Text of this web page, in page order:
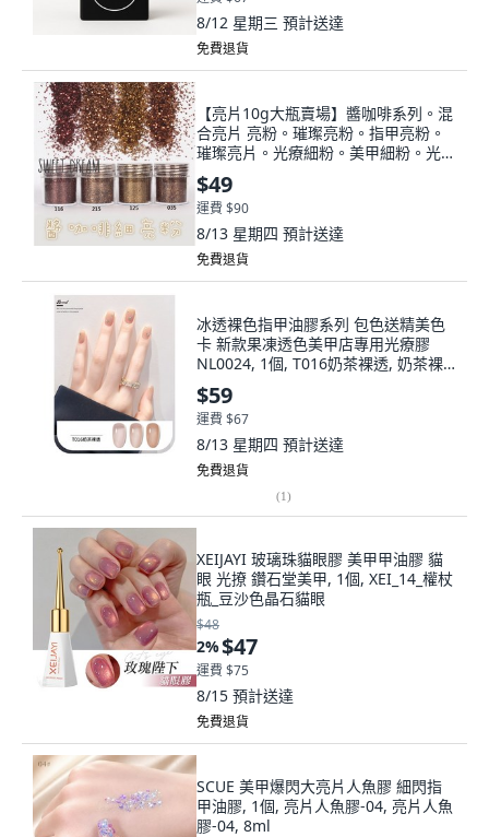
8/12 星期三 預計送達
免費退貨
【亮片10g大瓶賣場】醬咖啡系列。混
合亮片 亮粉。璀璨亮粉。指甲亮粉。
璀璨亮片。光療細粉。美甲細粉。光療
亮粉。六角亮片。, 1個, 1mm+細粉
【123】10g瓶裝
$49
運費 $90
8/13 星期四 預計送達
免費退貨
冰透裸色指甲油膠系列 包色送精美色
卡 新款果凍透色美甲店專用光療膠
NL0024, 1個, T016奶茶裸透, 奶茶裸
透
$59
運費 $67
8/13 星期四 預計送達
免費退貨
(1)
XEIJAYI 玻璃珠貓眼膠 美甲甲油膠 貓
眼 光撩 鑽石堂美甲, 1個, XEI_14_權杖
瓶_豆沙色晶石貓眼
$48
2%$47
運費 $75
8/15 預計送達
免費退貨
SCUE 美甲爆閃大亮片人魚膠 細閃指
甲油膠, 1個, 亮片人魚膠-04, 亮片人魚
膠-04, 8ml